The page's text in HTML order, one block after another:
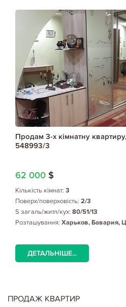
Продам 3-х кімнатну
548993/3
62 000 $
Кількість кімнат: 3
Поверх/поверховість: 2/3
S загаль/житл/кух: 80/51/13
Розташування: Харьков, Бавария,
ДЕТАЛЬНІШЕ...
ПРОДАЖ КВАРТИР